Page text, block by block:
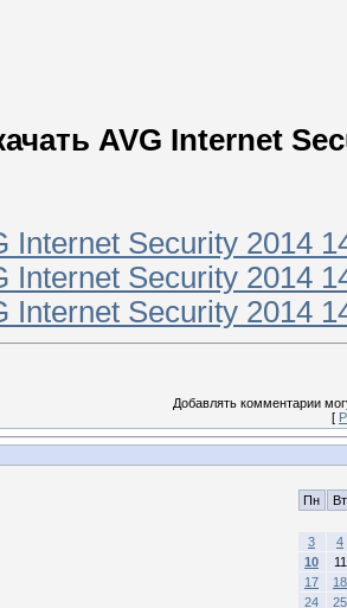
AVG Internet
Internet Security 2014
Internet Security 2014
Internet Security 2014
Добавлять комментарии
[
Пн Вт
3
4
10
11
17
18
24
25